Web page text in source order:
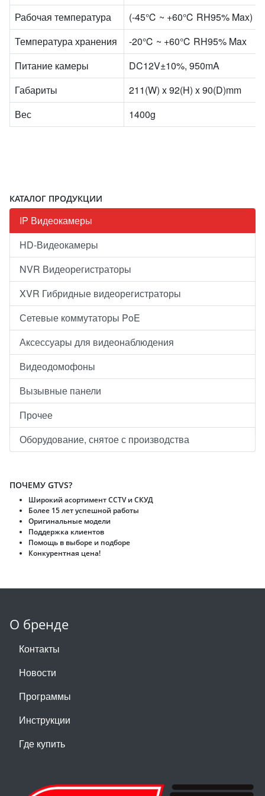
Рабочая температура
(-45℃ ~ +60℃ RH95% Max)
Температура хранения
-20℃ ~ +60℃ RH95% Max
Питание камеры
DC12V±10%, 950mA
Габариты
211(W) x 92(H) x 90(D)mm
Вес
1400g
КАТАЛОГ ПРОДУКЦИИ
IP Видеокамеры
HD-Видеокамеры
NVR Видеорегистраторы
XVR Гибридные видеорегистраторы
Сетевые коммутаторы PoE
Аксессуары для видеонаблюдения
Видеодомофоны
Вызывные панели
Прочее
Оборудование, снятое с производства
ПОЧЕМУ GTVS?
Широкий асортимент CCTV и CКУД
Более 15 лет успешной работы
Оригинальные модели
Поддержка клиентов
Помощь в выборе и подборе
Конкурентная цена!
О бренде
Контакты
Новости
Программы
Инструкции
Где купить